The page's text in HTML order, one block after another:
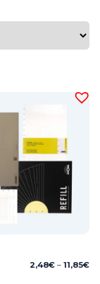
2,48€ – 11,85€